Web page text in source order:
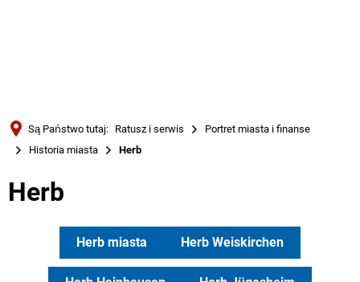
Deutsch
Są Państwo tutaj: Ratusz i serwis
Portret miasta i finanse
Historia miasta
Herb
Herb
Herb miasta Herb Weiskirchen